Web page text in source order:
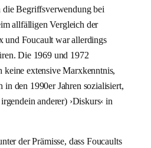
die Begriffsverwendung bei
allfälligen Vergleich der
und Foucault war allerdings
Die 1969 und 1972
keine extensive Marxkenntnis,
in den 1990er Jahren sozialisiert,
anderer) ›Diskurs‹ in
der Prämisse, dass Foucaults